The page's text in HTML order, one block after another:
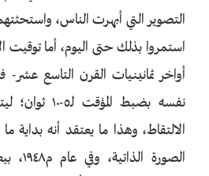
التصوير التي أبهرت الناس،
استمروا بذلك حتى اليوم، أما
أواخر ثمانينيات القرن التاسع
نفسه بضبط
الالتقاط، وهذا ما يعتقد أنه بداية
الصورة